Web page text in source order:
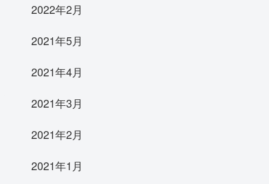
2022年2月
2021年5月
2021年4月
2021年3月
2021年2月
2021年1月